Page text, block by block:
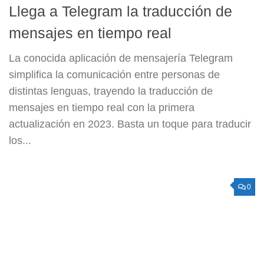
Llega a Telegram la traducción de
mensajes en tiempo real
La conocida aplicación de mensajería Telegram
simplifica la comunicación entre personas de
distintas lenguas, trayendo la traducción de
mensajes en tiempo real con la primera
actualización en 2023. Basta un toque para traducir
los...
0